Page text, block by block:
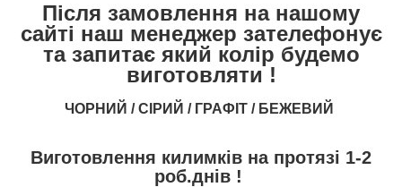
Після замовлення на нашому
сайті наш менеджер зателефонує
та запитає який колір будемо
виготовляти !
ЧОРНИЙ / СІРИЙ / ГРАФІТ / БЕЖЕВИЙ
Виготовлення килимків на протязі 1-2
роб.днів !